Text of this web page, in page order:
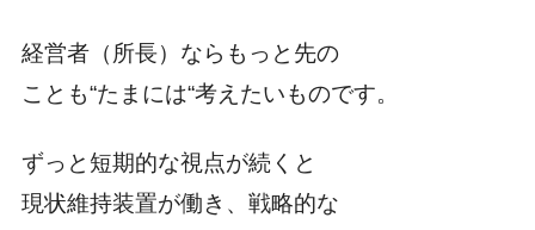
経営者（所長）ならもっと先の
ことも“たまには“考えたいものです。
ずっと短期的な視点が続くと
現状維持装置が働き、戦略的な